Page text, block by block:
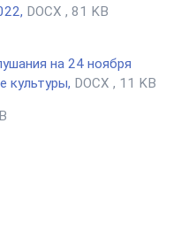
DOCX , 81 KB
на 24 ноября
культуры, DOCX , 11 KB